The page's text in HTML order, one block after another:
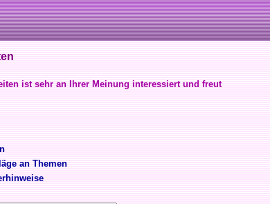
ist sehr an Ihrer Meinung interessiert und freut
an Themen